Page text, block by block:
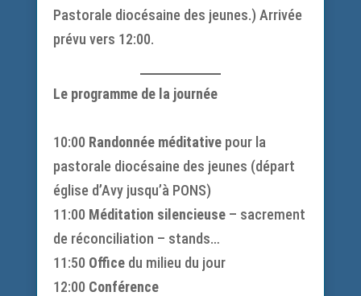
Pastorale diocésaine des jeunes.) Arrivée
prévu vers 12:00.
Le programme de la journée
10:00 Randonnée méditative pour la
pastorale diocésaine des jeunes (départ
église d’Avy jusqu’à PONS)
11:00 Méditation silencieuse– sacrement
de réconciliation – stands…
11:50 Office du milieu du jour
12:00 Conférence